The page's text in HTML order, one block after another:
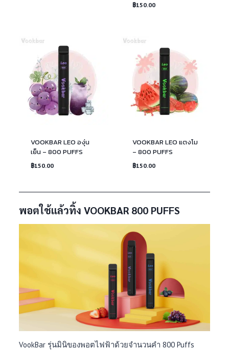
฿150.00
VOOKBAR LEO องุ่น
เย็น – 800 PUFFS
฿150.00
VOOKBAR LEO แตงโม
– 800 PUFFS
฿150.00
พอตใช้แล้วทิ้ง VOOKBAR 800 PUFFS
VookBar รุ่นมินิของพอตไฟฟ้าด้วยจำนวนคำ 800 Puffs